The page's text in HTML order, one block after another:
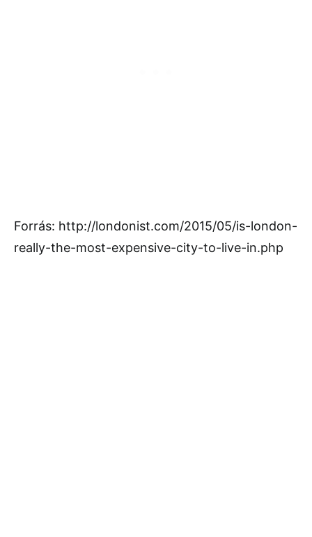
Forrás: http://londonist.com/2015/05/is-london-
really-the-most-expensive-city-to-live-in.php